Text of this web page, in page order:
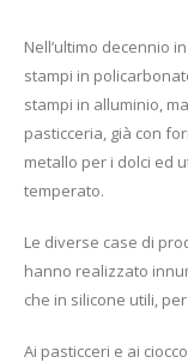
Nell’ultimo decennio
stampi in
stampi in alluminio,
pasticceria, già con
metallo per i dolci ed
temperato.
Le diverse case di
hanno realizzato
che in silicone utili,
Ai pasticceri e ai